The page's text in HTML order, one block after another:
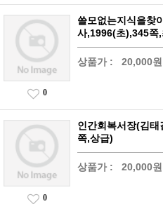
쓸모없는지식을찾
사,1996(초),345쪽
상품가 : 20,000원
0
인간회복서장(김
쪽,상급)
상품가 : 20,000원
0